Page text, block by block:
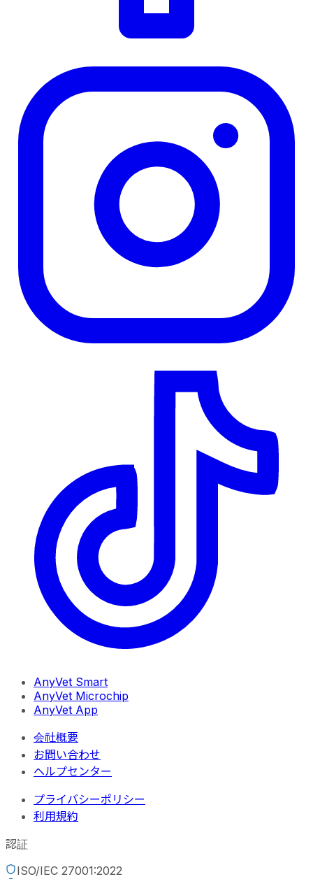
AnyVet Smart
AnyVet Microchip
AnyVet App
会社概要
お問い合わせ
ヘルプセンター
プライバシーポリシー
利用規約
認証
ISO/IEC 27001:2022